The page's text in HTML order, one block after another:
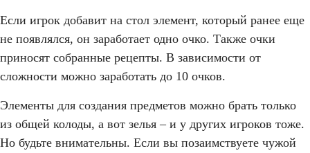
Если игрок добавит на стол элемент, который ранее еще
не появлялся, он заработает одно очко. Также очки
приносят собранные рецепты. В зависимости от
сложности можно заработать до 10 очков.
Элементы для создания предметов можно брать только
из общей колоды, а вот зелья – и у других игроков тоже.
Но будьте внимательны. Если вы позаимствуете чужой